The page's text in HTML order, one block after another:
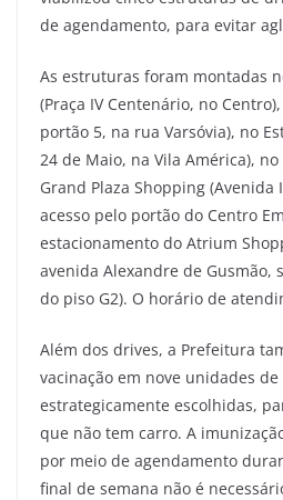
de agendamento, para evitar
As estruturas foram montadas
(Praça IV Centenário, no
portão 5, na rua Varsóvia), no
24 de Maio, na Vila América),
Grand Plaza Shopping
acesso pelo portão do Centro
estacionamento do Atrium
avenida Alexandre de Gusmão,
do piso G2). O horário de
Além dos drives, a Prefeitura
vacinação em nove unidades de
estrategicamente escolhidas,
que não tem carro. A
por meio de agendamento
final de semana não é